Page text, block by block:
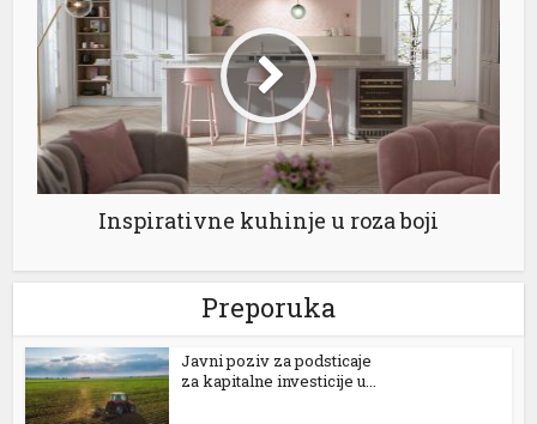
Inspirativne kuhinje u roza boji
Preporuka
Јavni poziv za podsticaje
za kapitalne investicije u...